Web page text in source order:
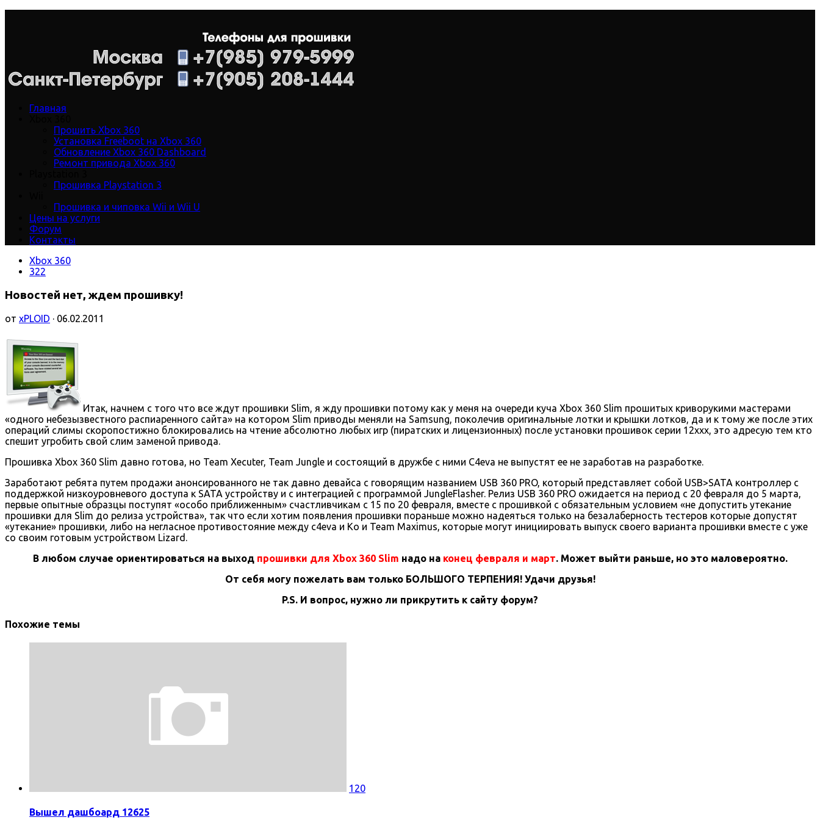
Главная
Прошить Xbox 360
Установка Freeboot на Xbox 360
Обновление Xbox 360 Dashboard
Ремонт привода Xbox 360
Прошивка Playstation 3
Прошивка и чиповка Wii и Wii U
Цены на услуги
Форум
Контакты
Xbox 360
322
Новостей нет, ждем прошивку!
от xPLOID · 06.02.2011
Итак, начнем с того что все ждут прошивки Slim, я жду прошивки потому как у меня на очереди куча Xbox 360 Slim прошитых криворукими мастерами
«одного небезызвестного распиаренного сайта» на котором Slim приводы меняли на Samsung, поколечив оригинальные лотки и крышки лотков, да и к тому же после этих
операций слимы скоропостижно блокировались на чтение абсолютно любых игр (пиратских и лицензионных) после установки прошивок серии 12ххх, это адресую тем кто
спешит угробить свой слим заменой привода.
Прошивка Xbox 360 Slim давно готова, но Team Xecuter, Team Jungle и состоящий в дружбе с ними C4eva не выпустят ее не заработав на разработке.
Заработают ребята путем продажи анонсированного не так давно девайса с говорящим названием USB 360 PRO, который представляет собой USB>SATA контроллер с
поддержкой низкоуровневого доступа к SATA устройству и с интеграцией с программой JungleFlasher. Релиз USB 360 PRO ожидается на период с 20 февраля до 5 марта,
первые опытные образцы поступят «особо приближенным» счастливчикам с 15 по 20 февраля, вместе с прошивкой с обязательным условием «не допустить утекание
прошивки для Slim до релиза устройства», так что если хотим появления прошивки пораньше можно надеяться только на безалаберность тестеров которые допустят
«утекание» прошивки, либо на негласное противостояние между c4eva и Ko и Team Maximus, которые могут инициировать выпуск своего варианта прошивки вместе с уже
со своим готовым устройством Lizard.
В любом случае ориентироваться на выход прошивки для Xbox 360 Slim надо на конец февраля и март. Может выйти раньше, но это маловероятно.
От себя могу пожелать вам только БОЛЬШОГО ТЕРПЕНИЯ! Удачи друзья!
P.S. И вопрос, нужно ли прикрутить к сайту форум?
Похожие темы
120
Вышел дашбоард 12625